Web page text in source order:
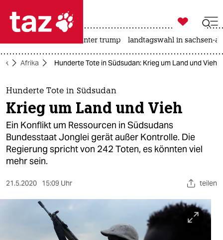
 taz zahl ich
taz zahl ich
themen
politik
öko
gesellschaft
kultur
sport

taz zahl ich
usa unter trump landtagswahl in sachsen-
Afrika Hunderte Tote in Südsudan: Krieg um Land und Vieh
Hunderte Tote in Südsudan
Krieg um Land und Vieh
Ein Konflikt um Ressourcen in Südsudans
Bundesstaat Jonglei gerät außer Kontrolle. Die
Regierung spricht von 242 Toten, es könnten viel
mehr sein.
21.5.2020 15:09 Uhr teilen